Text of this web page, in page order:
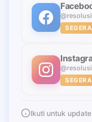
Ikuti untuk